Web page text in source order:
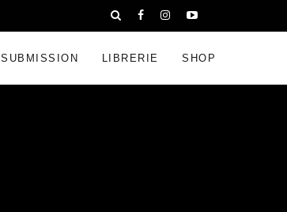
SUBMISSION LIBRERIE SHOP